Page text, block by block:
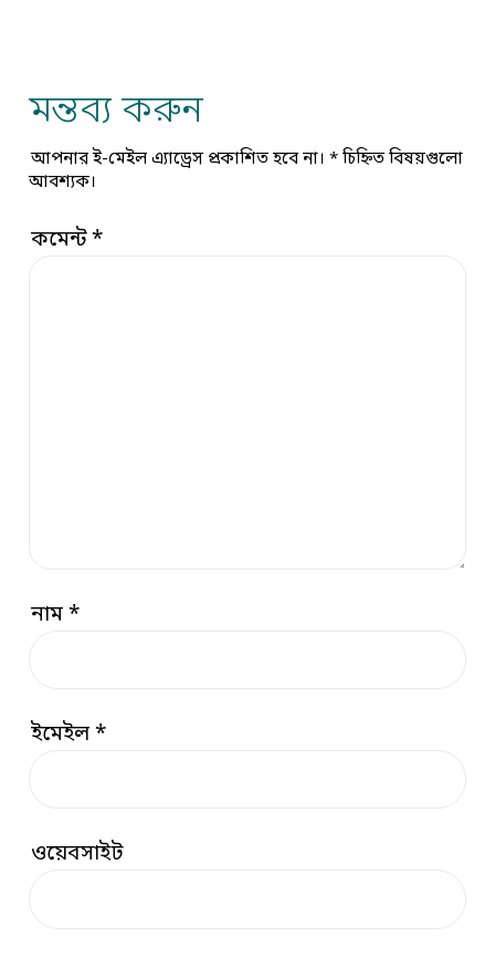
মন্তব্য করুন
আপনার ই-মেইল এ্যাড্রেস প্রকাশিত হবে না। *চিহ্নিত বিষয়গুলো
আবশ্যক।
কমেন্ট*
নাম*
ইমেইল*
ওয়েবসাইট